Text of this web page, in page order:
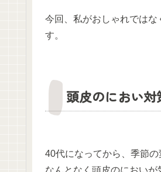
今回、私がおしゃれでは
す。
頭皮のにおい
40代になってから、季節の
なんとなく頭皮のにおいが